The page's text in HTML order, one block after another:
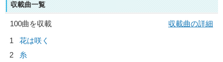
収載曲一覧
100曲を収載
収載曲の詳細
1
花は咲く
2
糸